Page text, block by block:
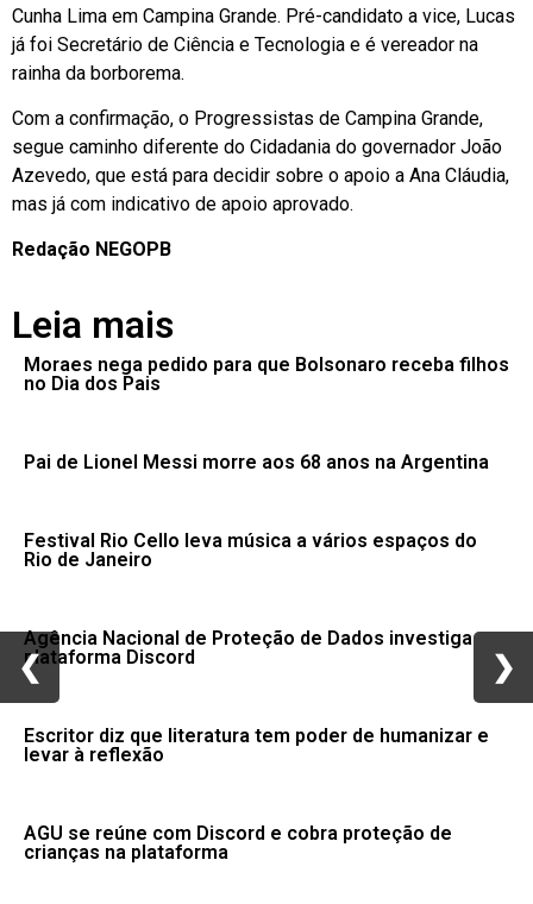
Cunha Lima em Campina Grande. Pré-candidato a vice, Lucas
já foi Secretário de Ciência e Tecnologia e é vereador na
rainha da borborema.
Com a confirmação, o Progressistas de Campina Grande,
segue caminho diferente do Cidadania do governador João
Azevedo, que está para decidir sobre o apoio a Ana Cláudia,
mas já com indicativo de apoio aprovado.
Redação NEGOPB
Leia mais
Moraes nega pedido para que Bolsonaro receba filhos
no Dia dos Pais
Pai de Lionel Messi morre aos 68 anos na Argentina
Festival Rio Cello leva música a vários espaços do
Rio de Janeiro
Agência Nacional de Proteção de Dados investiga
plataforma Discord
Escritor diz que literatura tem poder de humanizar e
levar à reflexão
AGU se reúne com Discord e cobra proteção de
crianças na plataforma
❮ ❯
❮ ❯